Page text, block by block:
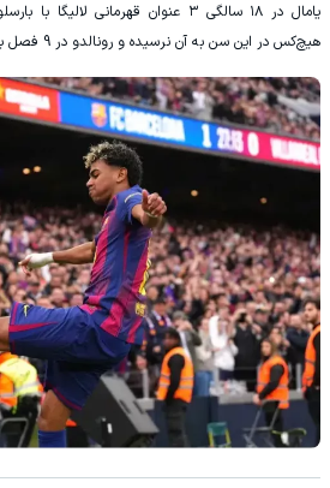
یامال در ۱۸ سالگی ۳ عنوان قهرمانی
هیچ‌کس در این سن به آن نرسیده و رونالدو در 9 فصل با رئال فقط دو بار به آن رسید.